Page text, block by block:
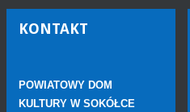
KONTAKT
POWIATOWY DOM
KULTURY W SOKÓŁCE